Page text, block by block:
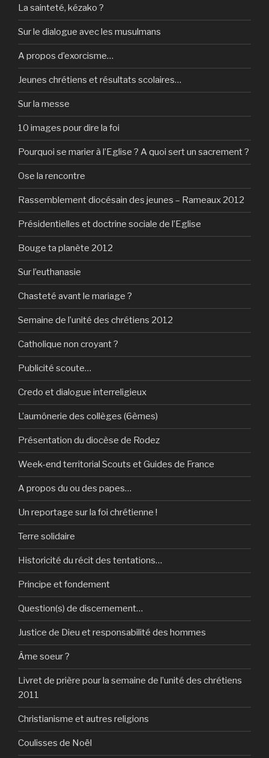
La sainteté, kézako ?
Sur le dialogue avec les musulmans
A propos d’exorcisme…
Jeunes chrétiens et résultats scolaires…
Sur la messe
10 images pour dire la foi
Pourquoi se marier à l’Eglise ? A quoi sert un sacrement ?
Ose la rencontre
Rassemblement diocésain des jeunes – Rameaux 2012
Présidentielles et doctrine sociale de l’Eglise
Bouge ta planète 2012
Sur l’euthanasie
Chasteté avant le mariage ?
Semaine de l’unité des chrétiens 2012
Catholique non croyant ?
Publicité scoute…
Credo et dialogue interreligieux
L’aumônerie des collèges (6èmes)
Présentation du diocèse de Rodez
Week-end territorial Scouts et Guides de France
A propos du ou des papes…
Un reportage sur la foi chrétienne !
Terre solidaire
Historicité du récit des tentations…
Principe et fondement
Question(s) de discernement…
Justice de Dieu et responsabilité des hommes
Âme soeur ?
Livret de prière pour la semaine de l’unité des chrétiens
2011
Christianisme et autres religions
Coulisses de Noël